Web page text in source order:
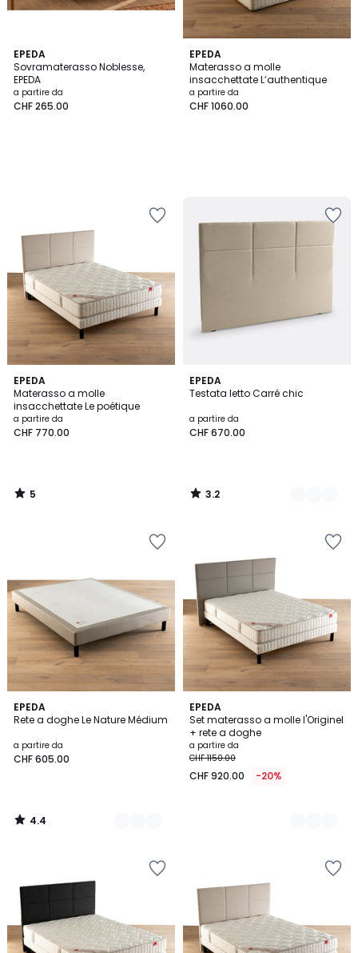
EPEDA
Sovramaterasso Noblesse,
EPEDA
a partire da
CHF 265.00
EPEDA
Materasso a molle
insacchettate L’authentique
a partire da
CHF 1060.00
EPEDA
Materasso a molle
insacchettate Le poétique
a partire da
CHF 770.00
5
/
5
5
/
EPEDA
Testata letto Carré chic
a partire da
CHF 670.00
3.2
/ 5
3
Colori
3.2
/
EPEDA
Rete a doghe Le Nature Médium
a partire da
CHF 605.00
4.4
/ 5
5
Colori
4.4
/
EPEDA
Set materasso a molle l'Originel
+ rete a doghe
a partire da
CHF 1150.00
CHF 920.00 -20%
2
Colori